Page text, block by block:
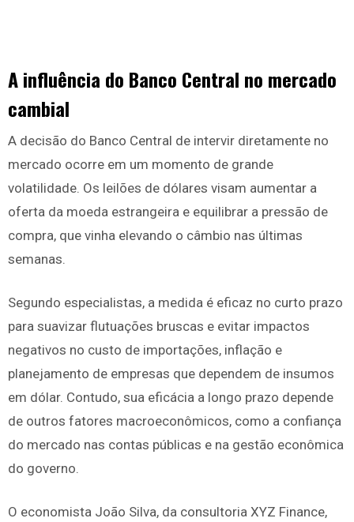
A influência do Banco Central no mercado
cambial
A decisão do Banco Central de intervir diretamente no
mercado ocorre em um momento de grande
volatilidade. Os leilões de dólares visam aumentar a
oferta da moeda estrangeira e equilibrar a pressão de
compra, que vinha elevando o câmbio nas últimas
semanas.
Segundo especialistas, a medida é eficaz no curto prazo
para suavizar flutuações bruscas e evitar impactos
negativos no custo de importações, inflação e
planejamento de empresas que dependem de insumos
em dólar. Contudo, sua eficácia a longo prazo depende
de outros fatores macroeconômicos, como a confiança
do mercado nas contas públicas e na gestão econômica
do governo.
O economista João Silva, da consultoria XYZ Finance,